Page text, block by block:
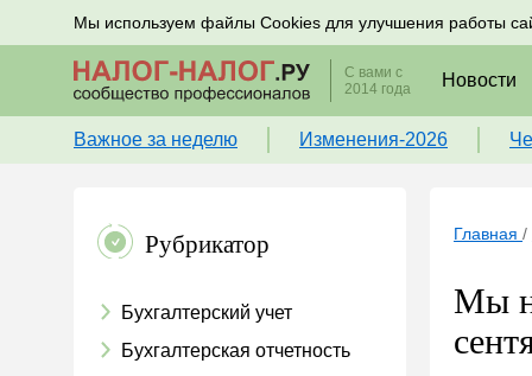
Мы используем файлы Cookies для улучшения работы
Подписывайтесь на новости по налогам, учету и
С вами с
2014 года
Новости
Важное за неделю Изменения-2026
Рубрикатор
Бухгалтерский учет
Бухгалтерская отчетность
Главная /
Мы